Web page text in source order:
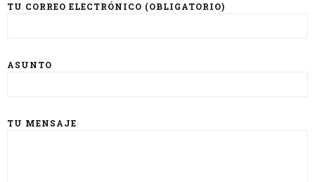
TU CORREO ELECTRÓNICO (OBLIGATORIO)
ASUNTO
TU MENSAJE